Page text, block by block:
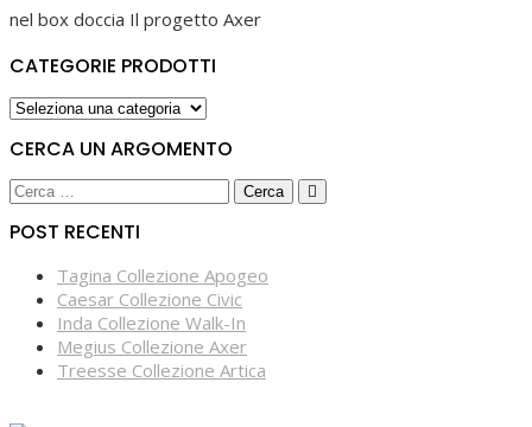
nel box doccia Il progetto Axer
CATEGORIE PRODOTTI
CERCA UN ARGOMENTO
POST RECENTI
Tagina Collezione Apogeo
Caesar Collezione Civic
Inda Collezione Walk-In
Megius Collezione Axer
Treesse Collezione Artica